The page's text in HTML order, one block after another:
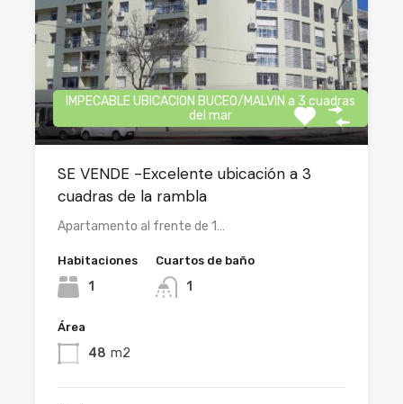
IMPECABLE UBICACION BUCEO/MALVIN a 3 cuadras
del mar
SE VENDE -Excelente ubicación a 3
cuadras de la rambla
Apartamento al frente de 1…
Habitaciones
1
Cuartos de baño
1
Área
48 m2